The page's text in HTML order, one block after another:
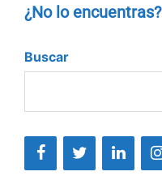
¿No lo encuentras?
Buscar